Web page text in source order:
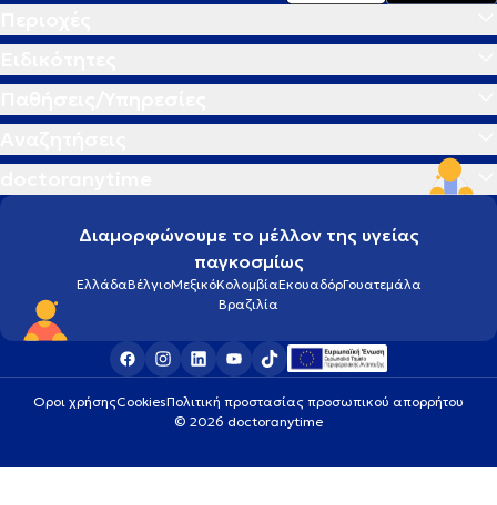
Διαμορφώνουμε το μέλλον της υγείας
παγκοσμίως
ΕλλάδαΒέλγιοΜεξικόΚολομβίαΕκουαδόρΓουατεμάλα
Βραζιλία
Οροι χρήσηςCookiesΠολιτική προστασίας προσωπικού απορρήτου
© 2026 doctoranytime